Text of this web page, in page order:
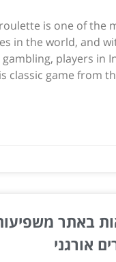
is one of the
in the world, and
players in
classic game from
באתר
אורגני